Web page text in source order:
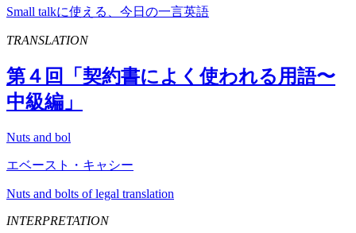
Small talkに使える、今日の一言英語
TRANSLATION
第４回「契約書によく使われる用語〜
中級編」
Nuts and bol
エベースト・キャシー
Nuts and bolts of legal translation
INTERPRETATION